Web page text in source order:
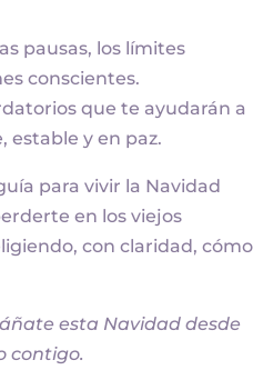
pausas, los límites
conscientes.
que te ayudarán a
y en paz.
para vivir la Navidad
en los viejos
con claridad, cómo
esta Navidad desde
contigo.